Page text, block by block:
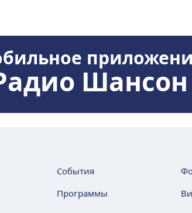
Шансон
События
Программы